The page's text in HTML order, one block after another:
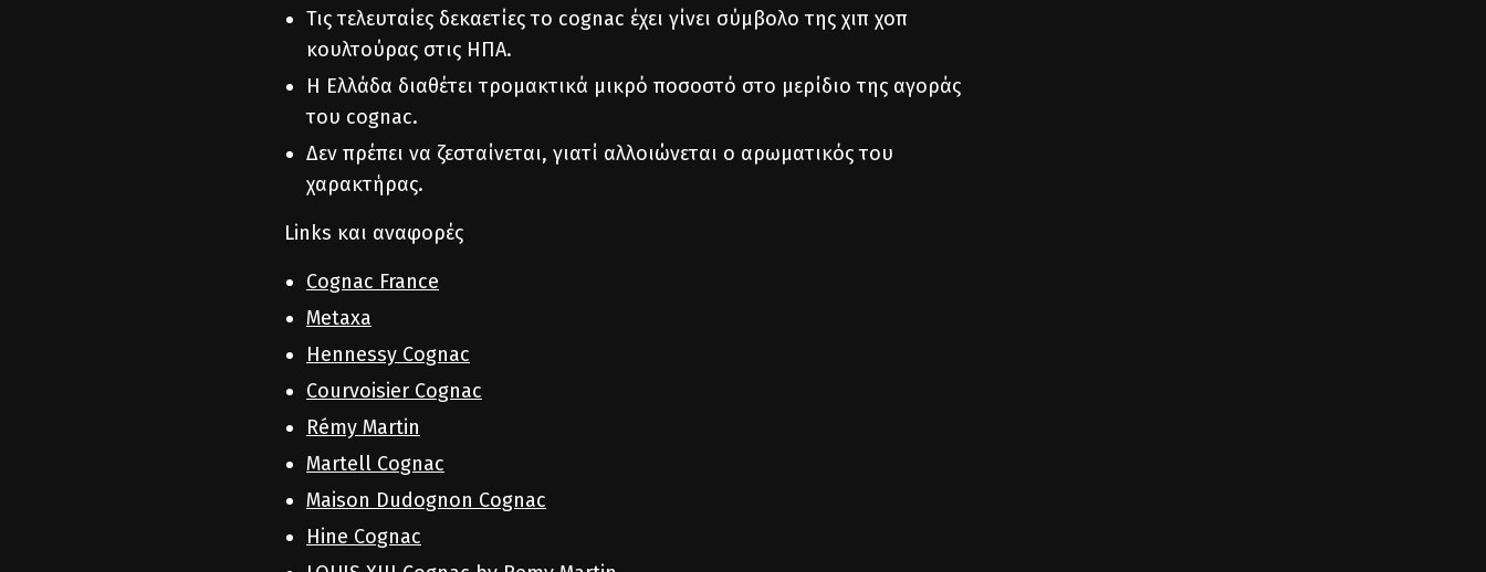
Τις τελευταίες δεκαετίες το cognac έχει γίνει σύμβολο της χιπ χοπ
κουλτούρας στις ΗΠΑ.
Η Ελλάδα διαθέτει τρομακτικά μικρό ποσοστό στο μερίδιο της αγοράς
του cognac.
Δεν πρέπει να ζεσταίνεται, γιατί αλλοιώνεται ο αρωματικός του
χαρακτήρας.
Links και αναφορές
Cognac France
Metaxa
Hennessy Cognac
Courvoisier Cognac
Rémy Martin
Martell Cognac
Maison Dudognon Cognac
Hine Cognac